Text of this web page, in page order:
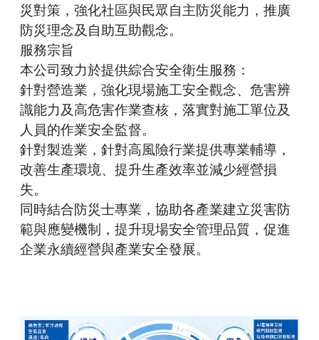
災對策，強化社區與民眾自主防災能力，推廣
防災理念及自助互助觀念。
服務宗旨
本公司致力於提供綜合安全衛生服務：
針對營造業，強化現場施工安全觀念、危害辨
識能力及高危害作業查核，落實對施工單位及
人員的作業安全監督。
針對製造業，針對高風險行業提供專業輔導，
改善生產環境、提升生產效率並減少經營損
失。
同時結合防災士專業，協助各產業建立災害防
範與應變機制，提升現場安全管理品質，促進
企業永續經營與產業安全發展。